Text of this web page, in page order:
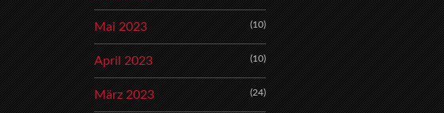
Mai 2023 (10)
April 2023 (10)
März 2023 (24)